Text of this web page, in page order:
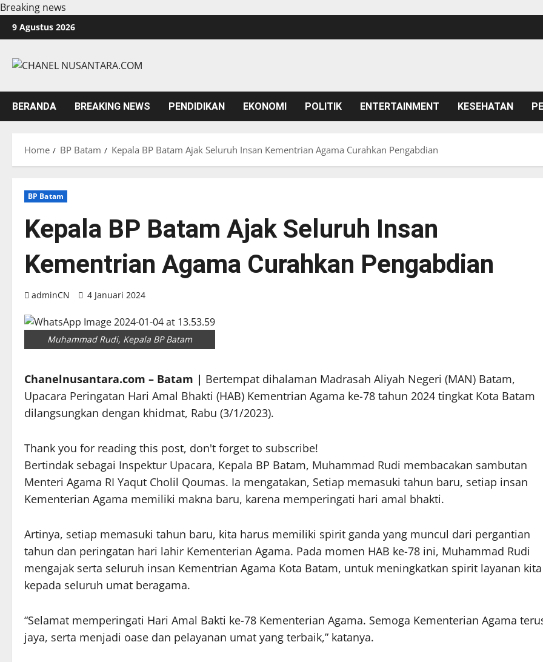
Breaking news
Skip
to
9 Agustus 2026
BERANDA BREAKING NEWS PENDIDIKAN EKONOMI POLITIK ENTERTAINMENT KESEHATAN
Home BP Batam Kepala BP Batam Ajak Seluruh Insan Kementrian Agama Curahkan Pengabdian
BP Batam
Kepala BP Batam Ajak Seluruh Insan
Kementrian Agama Curahkan Pengabdian
adminCN 4 Januari 2024
Muhammad Rudi, Kepala BP Batam
Chanelnusantara.com – Batam | Bertempat dihalaman Madrasah Aliyah Negeri (MAN) Batam,
Upacara Peringatan Hari Amal Bhakti (HAB) Kementrian Agama ke-78 tahun 2024 tingkat Kota Batam
dilangsungkan dengan khidmat, Rabu (3/1/2023).
Thank you for reading this post, don't forget to subscribe!
Bertindak sebagai Inspektur Upacara, Kepala BP Batam, Muhammad Rudi membacakan sambutan
Menteri Agama RI Yaqut Cholil Qoumas. Ia mengatakan, Setiap memasuki tahun baru, setiap insan
Kementerian Agama memiliki makna baru, karena memperingati hari amal bhakti.
Artinya, setiap memasuki tahun baru, kita harus memiliki spirit ganda yang muncul dari pergantian
tahun dan peringatan hari lahir Kementerian Agama. Pada momen HAB ke-78 ini, Muhammad Rudi
mengajak serta seluruh insan Kementrian Agama Kota Batam, untuk meningkatkan spirit layanan kita
kepada seluruh umat beragama.
“Selamat memperingati Hari Amal Bakti ke-78 Kementerian Agama. Semoga Kementerian Agama
jaya, serta menjadi oase dan pelayanan umat yang terbaik,” katanya.